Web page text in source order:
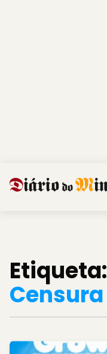
Etiqueta:
Censura